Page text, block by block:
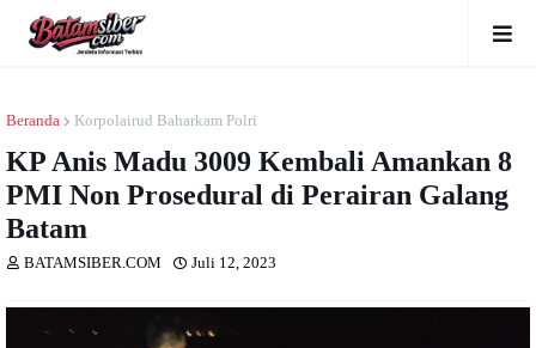
Beranda Korpolairud Baharkam Polri
KP Anis Madu 3009 Kembali Amankan 8
PMI Non Prosedural di Perairan Galang
Batam
BATAMSIBER.COM Juli 12, 2023